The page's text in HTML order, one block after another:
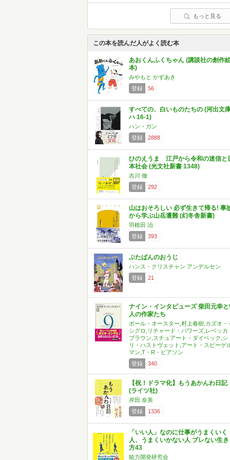
もっと見る
この本を読んだ人がよく読む本
あおくんふくちゃん (講談社の創作
本)
みやもと かずあき
登録
56
すべての、白いものたちの (河出文
ハ 16-1)
ハン・ガン
登録
2888
ひのえうま 江戸から令和の迷信と
本社会 (光文社新書 1348)
吉川 徹
登録
292
山はおそろしい 必ず生きて帰る! 事
から学ぶ山岳遭難 (幻冬舎新書)
羽根田 治
登録
393
ぶたばんのおうじ
ハンス・クリスチャン アンデルセン
登録
21
ナイン・インタビューズ 柴田元幸
人の作家たち
ポール・オースター,村上春樹,カズオ・
シグロ,リチャード・パワーズ,レベッカ
ブラウン,スチュアート・ダイベック,シ
リ・ハストヴェット,アート・スピーゲ
マン,T・R・ピアソン
登録
340
【祝！ドラマ化】もうあかんわ日記
(ライツ社)
岸田 奈美
登録
1336
「いい人」なのに仕事がうまくいく
人、うまくいかない人 ブレない生き
方43
能力開発研究会